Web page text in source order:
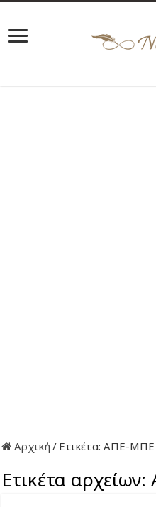
Αρχική / Ετικέτα:ΑΠΕ-ΜΠΕ
Ετικέτα αρχείων: